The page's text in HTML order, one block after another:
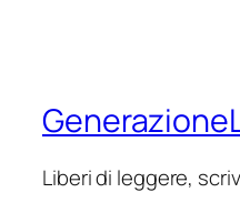
Liberi di leggere,